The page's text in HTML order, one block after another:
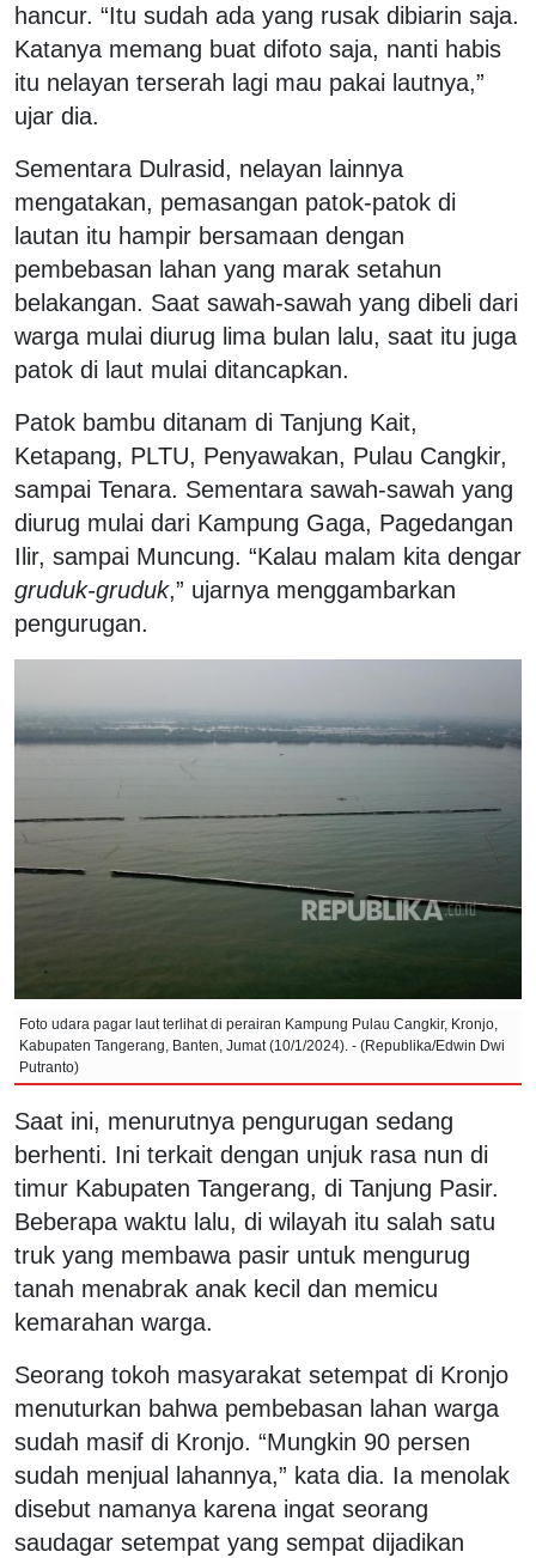
hancur. “Itu sudah ada yang rusak dibiarin saja.
Katanya memang buat difoto saja, nanti habis
itu nelayan terserah lagi mau pakai lautnya,”
ujar dia.
Sementara Dulrasid, nelayan lainnya
mengatakan, pemasangan patok-patok di
lautan itu hampir bersamaan dengan
pembebasan lahan yang marak setahun
belakangan. Saat sawah-sawah yang dibeli dari
warga mulai diurug lima bulan lalu, saat itu juga
patok di laut mulai ditancapkan.
Patok bambu ditanam di Tanjung Kait,
Ketapang, PLTU, Penyawakan, Pulau Cangkir,
sampai Tenara. Sementara sawah-sawah yang
diurug mulai dari Kampung Gaga, Pagedangan
Ilir, sampai Muncung. “Kalau malam kita dengar
gruduk-gruduk,” ujarnya menggambarkan
pengurugan.
Foto udara pagar laut terlihat di perairan Kampung Pulau Cangkir, Kronjo,
Kabupaten Tangerang, Banten, Jumat (10/1/2024). - (Republika/Edwin Dwi
Putranto)
Saat ini, menurutnya pengurugan sedang
berhenti. Ini terkait dengan unjuk rasa nun di
timur Kabupaten Tangerang, di Tanjung Pasir.
Beberapa waktu lalu, di wilayah itu salah satu
truk yang membawa pasir untuk mengurug
tanah menabrak anak kecil dan memicu
kemarahan warga.
Seorang tokoh masyarakat setempat di Kronjo
menuturkan bahwa pembebasan lahan warga
sudah masif di Kronjo. “Mungkin 90 persen
sudah menjual lahannya,” kata dia. Ia menolak
disebut namanya karena ingat seorang
saudagar setempat yang sempat dijadikan